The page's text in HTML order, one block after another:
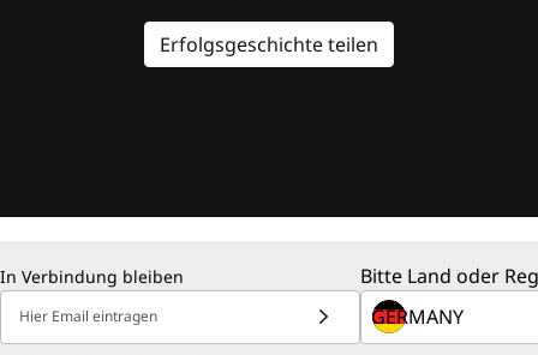
Erfolgsgeschichte teilen
In Verbindung bleiben
Hier Email eintragen
Bitte Land oder